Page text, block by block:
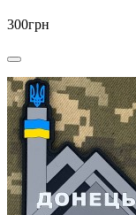
300грн